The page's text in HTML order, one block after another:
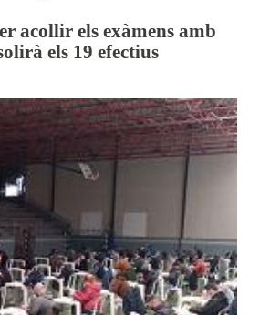
acollir els exàmens amb
els 19 efectius